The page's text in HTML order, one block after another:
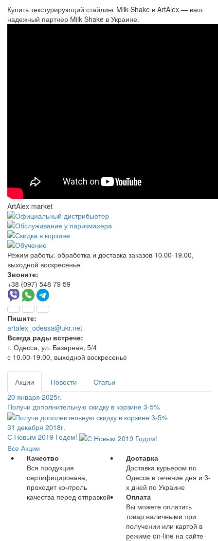
Купить текстурирующий стайлинг Milk Shake в ArtAlex — ваш
надежный партнер Milk Shake в Украине.
ArtAlex market
Режим работы: обработка и доставка заказов 10.00-19.00,
выходной воскресенье
Звоните:
+38 (097) 548 79 59
Пишите:
artalex_odessa@ukr.net
Всегда рады встрече:
г. Одесса, ул. Базарная, 5/4
с 10.00-19.00, выходной воскресенье
Акции Новости
Статьи
20 января 2025г.
Получи дополнительную скидку в корзине 3-5%
31 декабря 2018г.
С Новым 2019 Годом!
Все Акции
Качество
Вся продукция
сертифицирована,
проходит контроль
качества перед отправкой
Доставка
Доставка курьером по
Одессе в течение дня и 3-
х дней по Украине
Оплата
Вы можете оплатить
товар наличными при
получении или картой в
режиме on-line на сайте